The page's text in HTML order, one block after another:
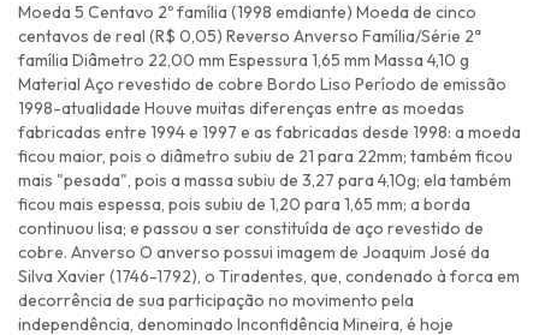
Moeda 5 Centavo 2º família (1998 emdiante) Moeda de cinco
centavos de real (R$ 0,05) Reverso Anverso Família/Série 2ª
família Diâmetro 22,00 mm Espessura 1,65 mm Massa 4,10 g
Material Aço revestido de cobre Bordo Liso Período de emissão
1998-atualidade Houve muitas diferenças entre as moedas
fabricadas entre 1994 e 1997 e as fabricadas desde 1998: a moeda
ficou maior, pois o diâmetro subiu de 21 para 22mm; também ficou
mais "pesada", pois a massa subiu de 3,27 para 4,10g; ela também
ficou mais espessa, pois subiu de 1,20 para 1,65 mm; a borda
continuou lisa; e passou a ser constituída de aço revestido de
cobre. Anverso O anverso possui imagem de Joaquim José da
Silva Xavier (1746-1792), o Tiradentes, que, condenado à forca em
decorrência de sua participação no movimento pela
independência, denominado Inconfidência Mineira, é hoje